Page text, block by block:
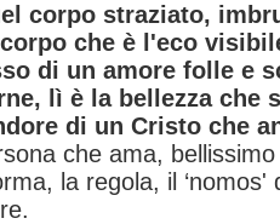
corpo straziato,
che è l'eco
di un amore folle e
lì è la bellezza che
di un Cristo che
che ama,
la regola, il